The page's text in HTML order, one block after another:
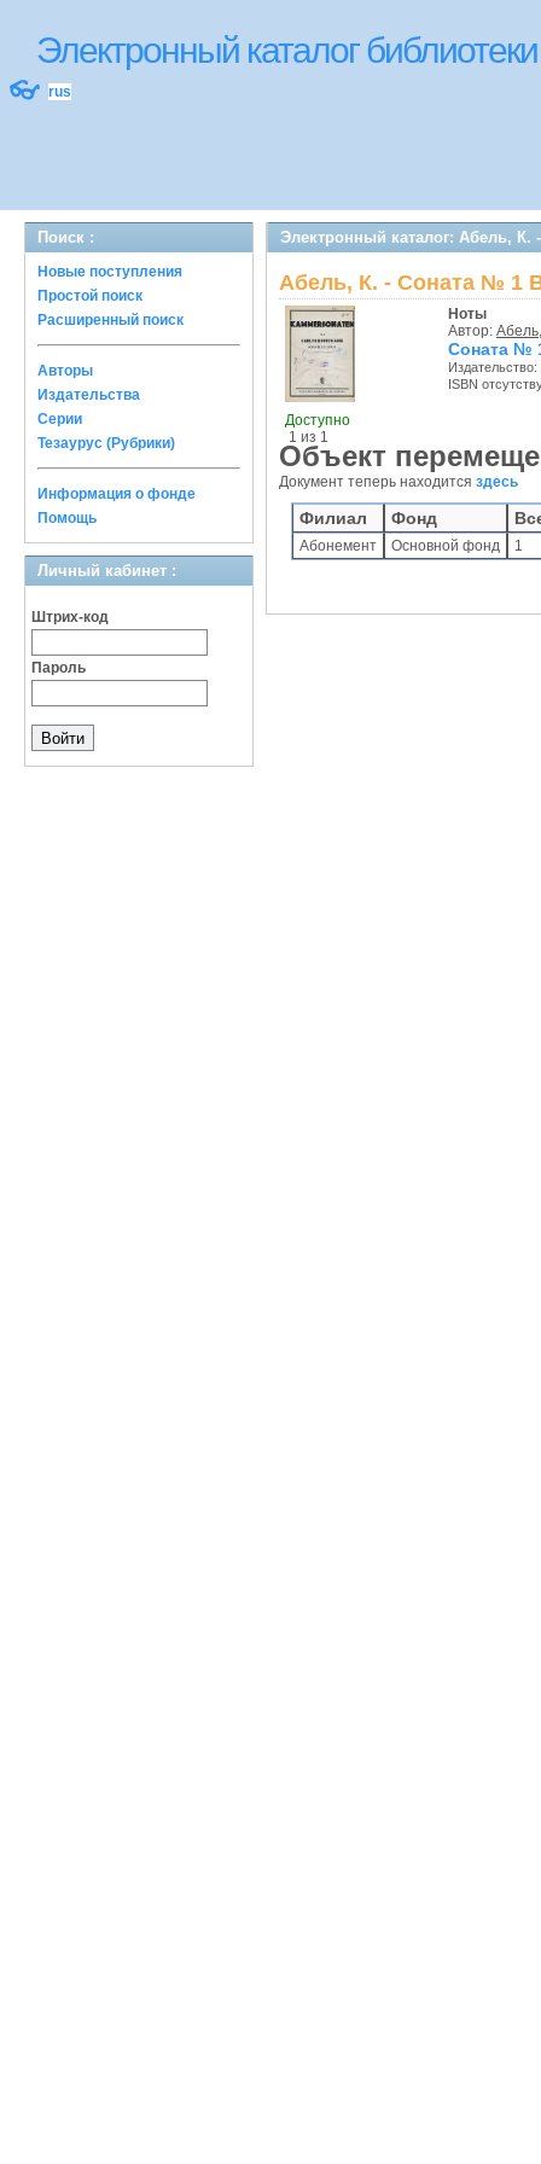
Электронный каталог
👓 rus
Поиск :
Новые поступления
Простой поиск
Расширенный поиск
Авторы
Издательства
Серии
Тезаурус (Рубрики)
Информация о фонде
Помощь
Личный кабинет :
Штрих-код
Пароль
Электронный каталог: Абель, К.
Абель, К. - Соната № 1
Доступно
1 из 1
Ноты
Автор:
Соната №
Издательство:
ISBN
Объект
Документ теперь находится здесь
Филиал Фонд
Абонемент Основной фонд 1